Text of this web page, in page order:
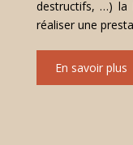
destructifs, …) la
réaliser une
En savoir plus